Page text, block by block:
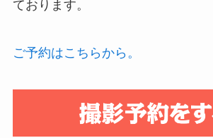
ております。
ご予約はこちらから。